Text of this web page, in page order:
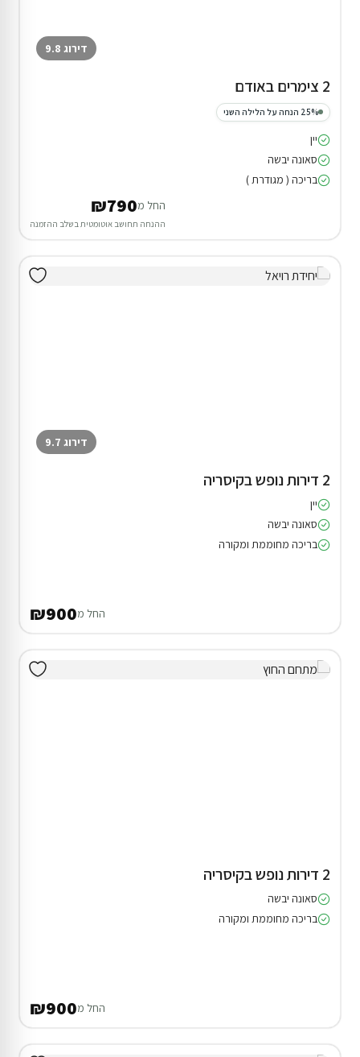
דירוג 9.8
2 צימרים באודם
25% הנחה על הלילה השני
יין
סאונה יבשה
בריכה ( מגודרת )
החל מ₪790
ההנחה תחושב אוטומטית בשלב ההזמנה
דירוג 9.7
2 דירות נופש בקיסריה
יין
סאונה יבשה
בריכה מחוממת ומקורה
החל מ₪900
2 דירות נופש בקיסריה
סאונה יבשה
בריכה מחוממת ומקורה
החל מ₪900